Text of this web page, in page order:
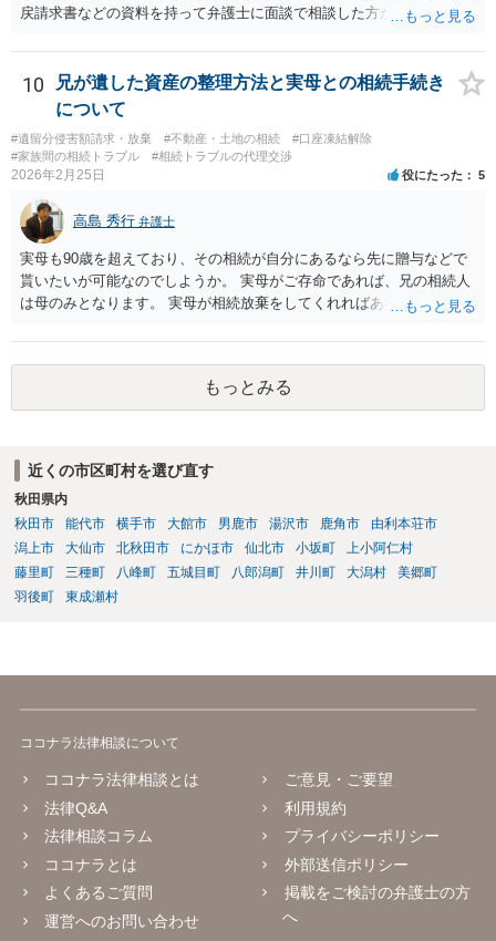
戻請求書などの資料を持って弁護士に面談で相談した方がよいと思い
10
兄が遺した資産の整理方法と実母との相続手続き
について
#遺留分侵害額請求・放棄 #不動産・土地の相続
#口座凍結解除
#家族間の相続トラブル
#相続トラブルの代理交渉
2026年2月25日 役にたった 5
高島 秀行 弁護士
実母も90歳を超えており、その相続が自分にあるなら先に贈与などで
貰いたいが可能なのでしようか。 実母がご存命であれば、兄の相続人
は母のみとなります。 実母が相続放棄をしてくれればあなた方兄弟及
ないと思います。
もっとみる
近くの市区町村を選び直す
秋田県内
秋田市
能代市 横手市 大館市 男鹿市 湯沢市 鹿角市
由利本荘市
潟上市
大仙市 北秋田市 にかほ市 仙北市 小坂町
上小阿仁村
藤里町
三種町 八峰町 五城目町 八郎潟町 井川町 大潟村
美郷町
羽後町
東成瀬村
ココナラ法律相談について
ココナラ法律相談とは
法律Q&A
法律相談コラム
ココナラとは
よくあるご質問
運営へのお問い合わせ
ご意見・ご要望
利用規約
プライバシーポリシー
外部送信ポリシー
掲載をご検討の弁護士の方
へ